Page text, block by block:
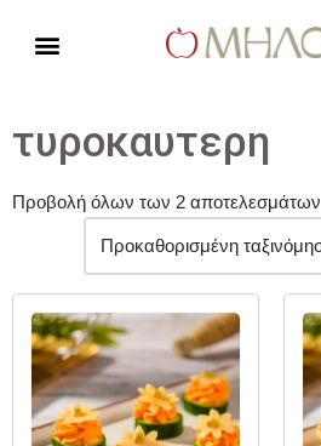
τυροκαυτερη
Προβολή όλων των 2 αποτελεσμάτων